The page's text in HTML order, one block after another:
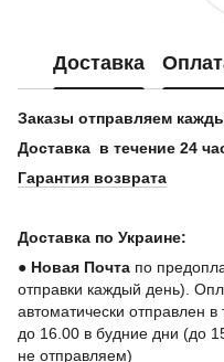
Доставка
Заказы отправляем
Доставка в течение 24
Гарантия возврата
Доставка по Украине:
● Новая Почта по
отправки каждый день).
автоматически отправлен
до 16.00 в будние дни (до
не отправляем)